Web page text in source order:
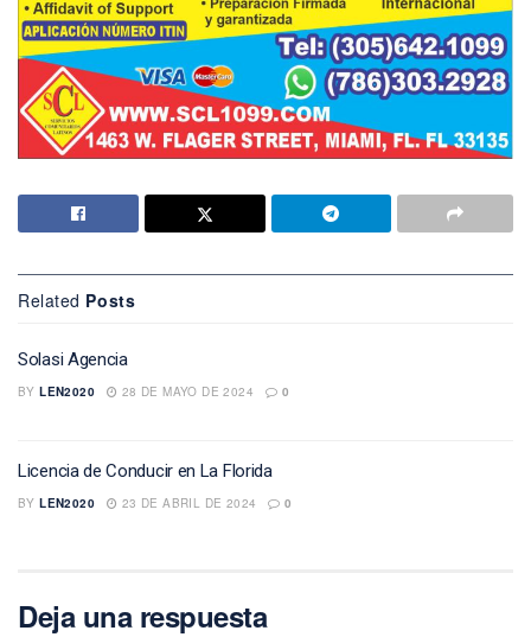
Related Posts
Solasi Agencia
BY LEN2020 28 DE MAYO DE 2024 0
Licencia de Conducir en La Florida
BY LEN2020 23 DE ABRIL DE 2024 0
Deja una respuesta